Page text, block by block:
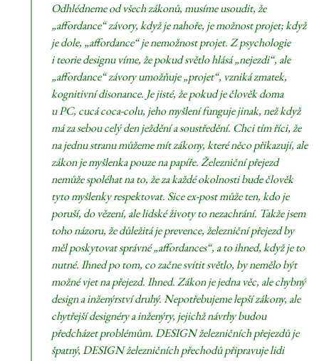
Odhlédneme od všech zákonů, musíme usoudit, že
„affordance“ závory, když je nahoře, je možnost projet; když
je dole, „affordance“ je nemožnost projet. Z psychologie
i teorie designu víme, že pokud světlo hlásá „nejezdi“, ale
„affordance“ závory umožňuje „projet“, vzniká zmatek,
kognitivní disonance. Je jisté, že pokud je člověk doma
u PC, cucá coca-colu, jeho myšlení funguje jinak, než když
má za sebou celý den ježdění a soustředění. Chci tím říci, že
na jednu stranu můžeme mít zákony, které něco přikazují, ale
zákon je myšlenka pouze na papíře. Železniční přejezd
nemůže spoléhat na to, že za každé okolnosti bude člověk
tyto myšlenky respektovat. Sice ex-post může ten, kdo je
poruší, do vězení, ale lidské životy to nezachrání. Takže jsem
toho názoru, že důležitá je prevence, železniční přejezd by
měl poskytovat správné „affordances“, a to ihned, když je to
nutné. Ihned po tom, co začne svítit světlo, by nemělo být
možné vjet na přejezd. Ihned. Zákon je jedna věc, ale chybný
design a inženýrství druhý. Nepotřebujeme lepší zákony, ale
chytřejší designéry a inženýry, jejichž návrhy budou
předcházet problémům. DESIGN železničních přejezdů je
špatný, DESIGN železničních přechodů připravuje lidi